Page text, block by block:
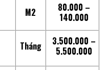
M2
80.000 –
140.000
Tháng
3.500.000 –
5.500.000